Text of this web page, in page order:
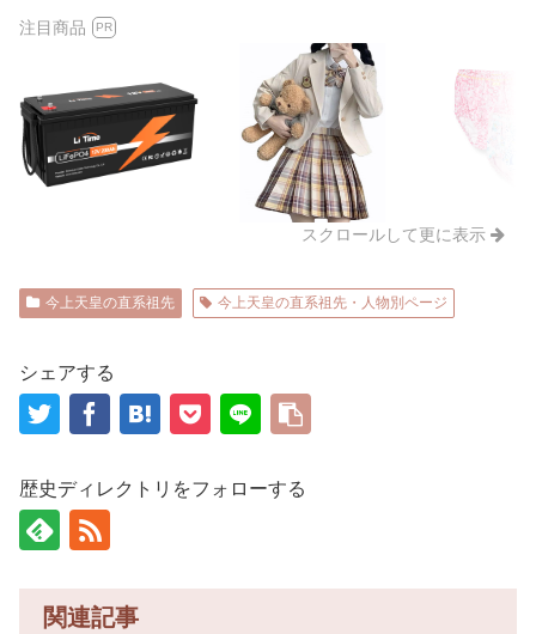
注目商品 PR
スクロールして更に表示
今上天皇の直系祖先 今上天皇の直系祖先・人物別ページ
シェアする
歴史ディレクトリをフォローする
関連記事